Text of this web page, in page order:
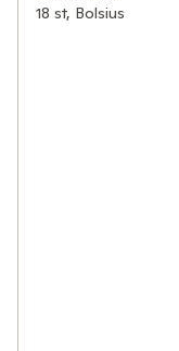
18 st, Bolsius